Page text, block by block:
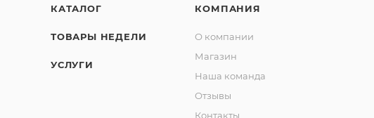
КАТАЛОГ
ТОВАРЫ НЕДЕЛИ
УСЛУГИ
КОМПАНИЯ
О компании
Магазин
Наша команда
Отзывы
Контакты